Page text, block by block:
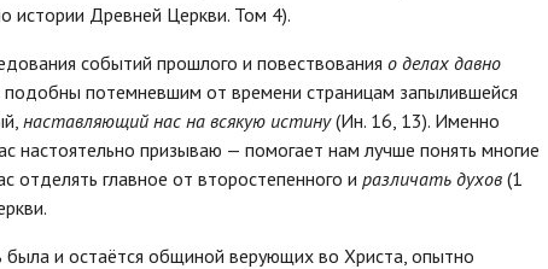
истории Древней Церкви. Том 4).
событий прошлого и повествования о делах давно
потемневшим от времени страницам запылившейся
наставляющий нас на всякую истину(Ин. 16, 13). Именно
настоятельно призываю — помогает нам лучше понять многие
отделять главное от второстепенного и различать духов (1
была и остаётся общиной верующих во Христа, опытно